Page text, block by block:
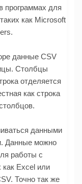
программах для
как Microsoft
данные CSV
Столбцы
отделяется
как строка
данными
Данные можно
работы с
как Excel или
Точно так же